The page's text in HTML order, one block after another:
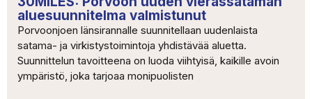
aluesuunnitelma valmistunut
Porvoonjoen länsirannalle suunnitellaan uudenlaista
satama- ja virkistystoimintoja yhdistävää aluetta.
Suunnittelun tavoitteena on luoda viihtyisä, kaikille avoin
ympäristö, joka tarjoaa monipuolisten